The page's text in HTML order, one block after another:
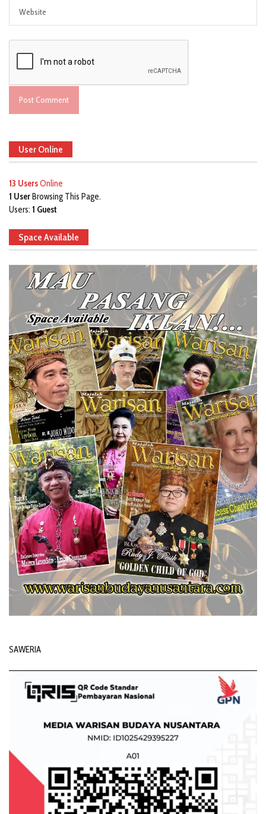
User Online
13 UsersOnline
1 UserBrowsing This Page.
Users: 1 Guest
Space Available
SAWERIA